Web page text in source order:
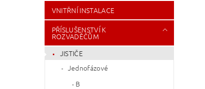
VNITŘNÍ INSTALACE
PŘÍSLUŠENSTVÍ K
ROZVADĚČŮM
JISTIČE
Jednofázové
B